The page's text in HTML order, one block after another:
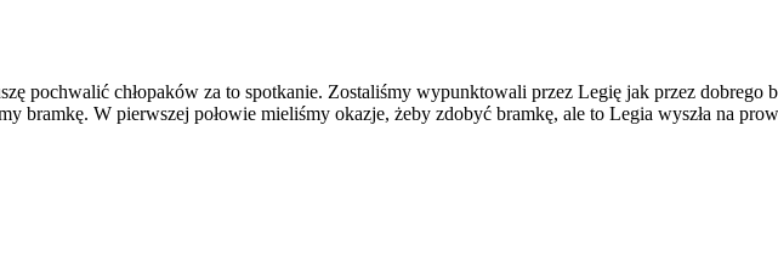
pochwalić chłopaków za to spotkanie. Zostaliśmy wypunktowali przez Legię jak przez dobrego
bramkę. W pierwszej połowie mieliśmy okazje, żeby zdobyć bramkę, ale to Legia wyszła na